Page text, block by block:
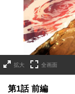
拡大 全画面
第1話 前編